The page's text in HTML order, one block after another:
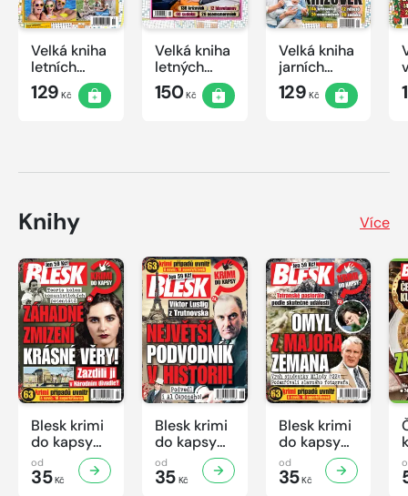
Velká kniha
letních
křížovek
2026
129 Kč
Velká kniha
letných
krížoviek s
TV JOJ
150Kč
Velká kniha
jarních
křížovek
2026
129 Kč
Knihy Více
Blesk krimi
do kapsy
č.7/2026
od
35Kč
Blesk krimi
do kapsy
č.6/2026
od
35Kč
Blesk krimi
do kapsy
č.5/2026
od
35Kč